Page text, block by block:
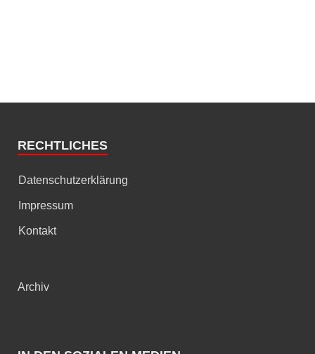
RECHTLICHES
Datenschutzerklärung
Impressum
Kontakt
Archiv